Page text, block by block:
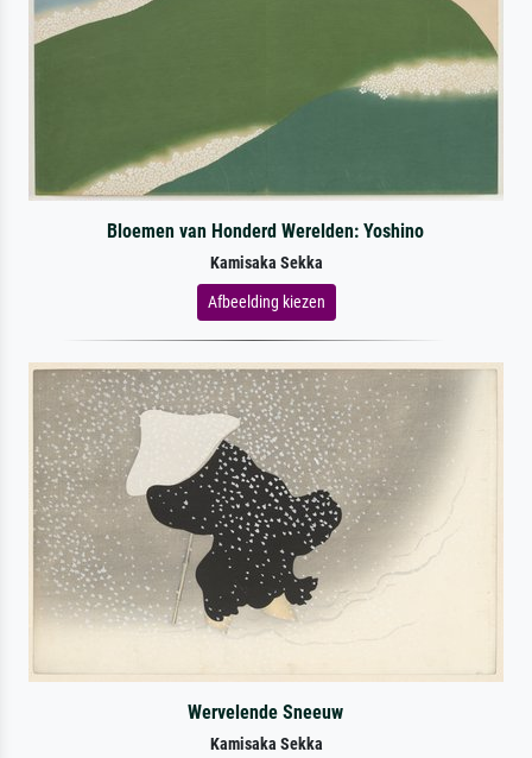
Bloemen van Honderd Werelden: Yoshino
Kamisaka Sekka
Afbeelding kiezen
Wervelende Sneeuw
Kamisaka Sekka